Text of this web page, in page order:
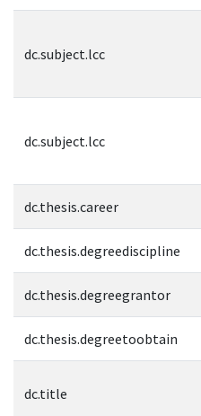
dc.subject.lcc
dc.subject.lcc
dc.thesis.career
dc.thesis.degreediscipline
dc.thesis.degreegrantor
dc.thesis.degreetoobtain
dc.title